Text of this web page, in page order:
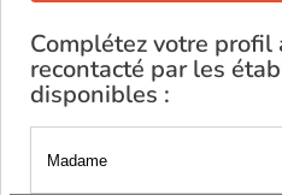
Complétez votre profil
recontacté par les
disponibles :